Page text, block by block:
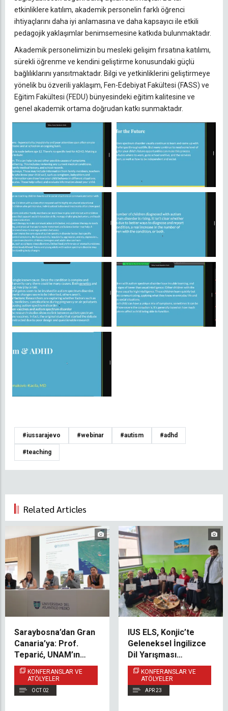
etkinliklere katılım, akademik personelin farklı öğrenci
ihtiyaçlarını daha iyi anlamasına ve daha kapsayıcı ile etkili
pedagojik yaklaşımlar benimsemesine katkıda bulunmaktadır.
Akademik personelimizin bu mesleki gelişim fırsatına katılımı,
sürekli öğrenme ve kendini geliştirme konusundaki güçlü
bağlılıklarını yansıtmaktadır. Bilgi ve yetkinliklerini geliştirmeye
yönelik bu özverili yaklaşım, Fen-Edebiyat Fakültesi (FASS) ve
Eğitim Fakültesi (FEDU) bünyesindeki eğitim kalitesine ve
genel akademik ortama doğrudan katkı sunmaktadır.
#iussarajevo #webinar #autism #adhd
#teaching
Related Articles
Saraybosna’dan Gran
Canaria’ya: Prof.
Teparić, UNAM’ın
Uluslararası
Haftası’nda IUS’u
Temsil Ediyor
KONFERANSLAR VE
ATÖLYELER
OCT 02
IUS ELS, Konjic’te
Geleneksel İngilizce
Dil Yarışması
Düzenledi
KONFERANSLAR VE
ATÖLYELER
APR 23